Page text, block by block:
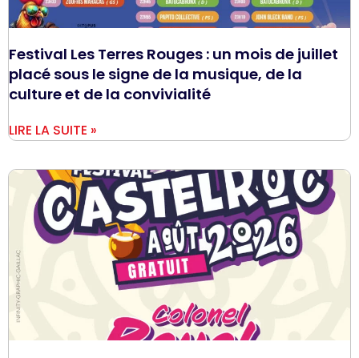
Festival Les Terres Rouges : un mois de juillet
placé sous le signe de la musique, de la
culture et de la convivialité
LIRE LA SUITE »